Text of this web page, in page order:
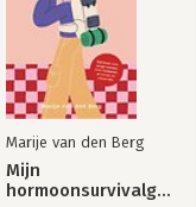
Marije van den Berg
Mijn
hormoonsurvivalgids